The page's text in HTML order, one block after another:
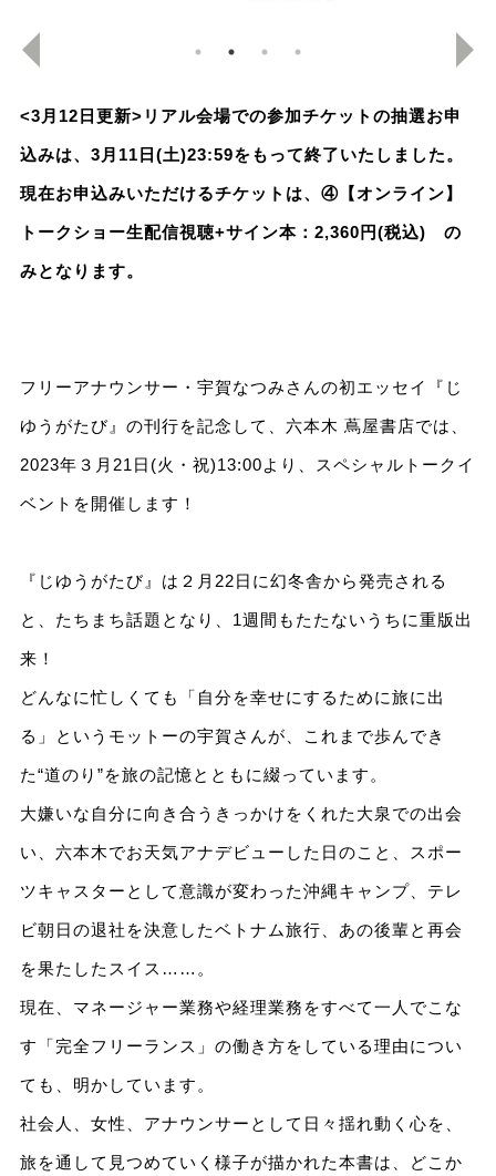
<3月12日更新>リアル会場での参加チケットの抽選お申
込みは、3月11日(土)23:59をもって終了いたしました。
現在お申込みいただけるチケットは、④【オンライン】
トークショー生配信視聴+サイン本：2,360円(税込) の
みとなります。
フリーアナウンサー・宇賀なつみさんの初エッセイ『じ
ゆうがたび』の刊行を記念して、六本木 蔦屋書店では、
2023年３月21日(火・祝)13:00より、スペシャルトークイ
ベントを開催します！
『じゆうがたび』は２月22日に幻冬舎から発売される
と、たちまち話題となり、1週間もたたないうちに重版出
来！
どんなに忙しくても「自分を幸せにするために旅に出
る」というモットーの宇賀さんが、これまで歩んでき
た“道のり”を旅の記憶とともに綴っています。
大嫌いな自分に向き合うきっかけをくれた大泉での出会
い、六本木でお天気アナデビューした日のこと、スポー
ツキャスターとして意識が変わった沖縄キャンプ、テレ
ビ朝日の退社を決意したベトナム旅行、あの後輩と再会
を果たしたスイス……。
現在、マネージャー業務や経理業務をすべて一人でこな
す「完全フリーランス」の働き方をしている理由につい
ても、明かしています。
社会人、女性、アナウンサーとして日々揺れ動く心を、
旅を通して見つめていく様子が描かれた本書は、どこか